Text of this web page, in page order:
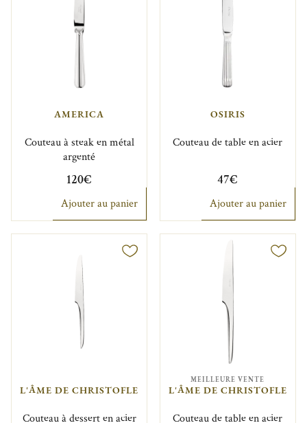
AMERICA
Couteau à steak en métal
argenté
120€
Ajouter au panier
OSIRIS
Couteau de table en acier
47€
Ajouter au panier
L'ÂME DE CHRISTOFLE
Couteau à dessert en acier
MEILLEURE VENTE
L'ÂME DE CHRISTOFLE
Couteau de table en acier